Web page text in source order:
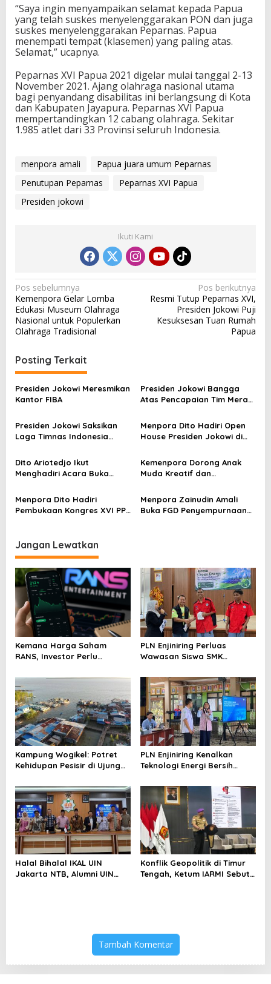
“Saya ingin menyampaikan selamat kepada Papua
yang telah suskes menyelenggarakan PON dan juga
suskes menyelenggarakan Peparnas. Papua
menempati tempat (klasemen) yang paling atas.
Selamat,” ucapnya.
Peparnas XVI Papua 2021 digelar mulai tanggal 2-13
November 2021. Ajang olahraga nasional utama
bagi penyandang disabilitas ini berlangsung di Kota
dan Kabupaten Jayapura. Peparnas XVI Papua
mempertandingkan 12 cabang olahraga. Sekitar
1.985 atlet dari 33 Provinsi seluruh Indonesia.
menpora amali
Papua juara umum Peparnas
Penutupan Peparnas
Peparnas XVI Papua
Presiden jokowi
Ikuti Kami
N
a
v
i
g
a
s
i
p
o
s
Pos sebelumnya
Kemenpora Gelar Lomba
Edukasi Museum Olahraga
Nasional untuk Populerkan
Olahraga Tradisional
Pos berikutnya
Resmi Tutup Peparnas XVI,
Presiden Jokowi Puji
Kesuksesan Tuan Rumah
Papua
Posting Terkait
Presiden Jokowi Meresmikan
Kantor FIBA
Presiden Jokowi Bangga
Atas Pencapaian Tim Merah
2024 Paris
Presiden Jokowi Saksikan
Laga Timnas Indonesia
Dampingi Menpora Dito
Menpora Dito Hadiri Open
House Presiden Jokowi di
Dito Ariotedjo Ikut
Menghadiri Acara Buka
Jokowi dan Wapres Ma’ruf
Amin
Kemenpora Dorong Anak
Muda Kreatif dan
Internasional
Menpora Dito Hadiri
Pembukaan Kongres XVI PP
Menpora Zainudin Amali
Buka FGD Penyempurnaan
Jangan Lewatkan
Kemana Harga Saham
RANS, Investor Perlu
Menghindari Spekulasi
Berlebihan
PLN Enjiniring Perluas
Wawasan Siswa SMK
Perubahan Iklim
Kampung Wogikel: Potret
Kehidupan Pesisir di Ujung
Bertahan di Tengah
Keterbatasan
PLN Enjiniring Kenalkan
Teknologi Energi Bersih
Halal Bihalal IKAL UIN
Jakarta NTB, Alumni UIN
Konflik Geopolitik di Timur
Tengah, Ketum IARMI Sebut
Tambah Komentar